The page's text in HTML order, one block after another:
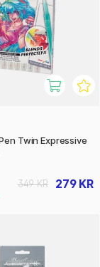
Twin Expressive
279 KR
349 KR